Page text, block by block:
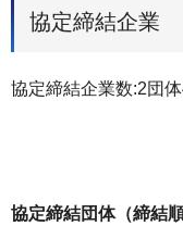
協定締結企業
協定締結企業数:2団
協定締結団体（締結順